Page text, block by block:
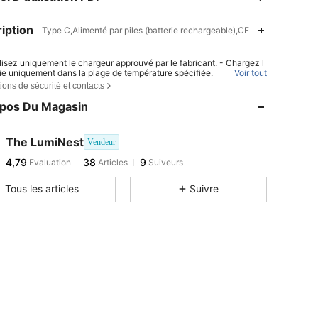
Type C,Alimenté par piles (batterie rechargeable),CE
uniquement le chargeur approuvé par le fabricant. - Chargez l
uniquement dans la plage de température spécifiée.
la pile par un modèle incorrect peut provoquer un incendie
peut provoquer une explosion. - Laisser la pile dans un endroit e
chaud ou sous une pression atmosphérique très basse peut pro
Voir tout
de sécurité et contacts
Du Magasin
The LumiNest Vendeur
4,79 Evaluation 38 Articles 9 Suiveurs
Tous les articles Suivre